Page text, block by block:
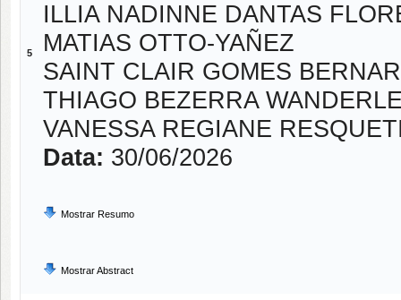
5
ILLIA NADINNE DANTAS
MATIAS OTTO-YAÑEZ
SAINT CLAIR GOMES
THIAGO BEZERRA
VANESSA REGIANE
Data: 30/06/2026
Mostrar Resumo
Mostrar Abstract